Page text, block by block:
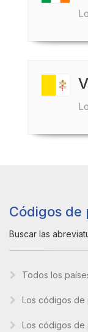
Códigos de
Buscar las
Todos los
Los códigos de
Los códigos de